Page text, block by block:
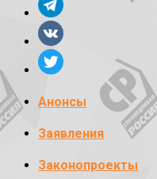
Анонсы
Заявления
Законопроекты